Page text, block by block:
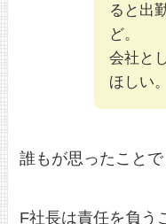
ると出
ど。
会社と
ほしい。
誰もが思ったことで
F社長は責任を負う